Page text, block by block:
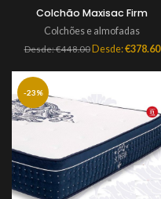
Colchão Maxisac Firm
Colchões e almofadas
Desde:€448.00 Desde:€378.60
-23%